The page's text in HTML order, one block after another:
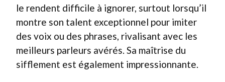
le rendent difficile à ignorer, surtout lorsqu’il
montre son talent exceptionnel pour imiter
des voix ou des phrases, rivalisant avec les
meilleurs parleurs avérés. Sa maîtrise du
sifflement est également impressionnante.